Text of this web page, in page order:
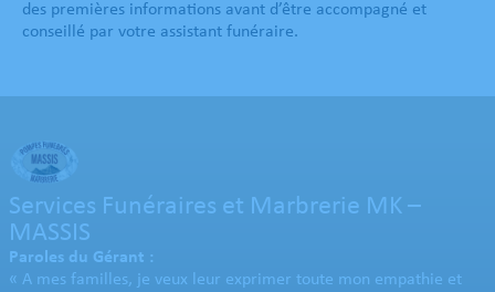
des premières informations avant d’être accompagné et
conseillé par votre assistant funéraire.
Services Funéraires et Marbrerie MK –
MASSIS
Paroles du Gérant :
« A mes familles, je veux leur exprimer toute mon empathie et